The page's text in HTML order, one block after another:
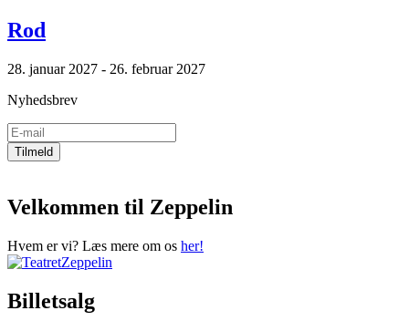
Rod
28. januar 2027 - 26. februar 2027
Nyhedsbrev
Velkommen til Zeppelin
Hvem er vi? Læs mere om os her!
Billetsalg